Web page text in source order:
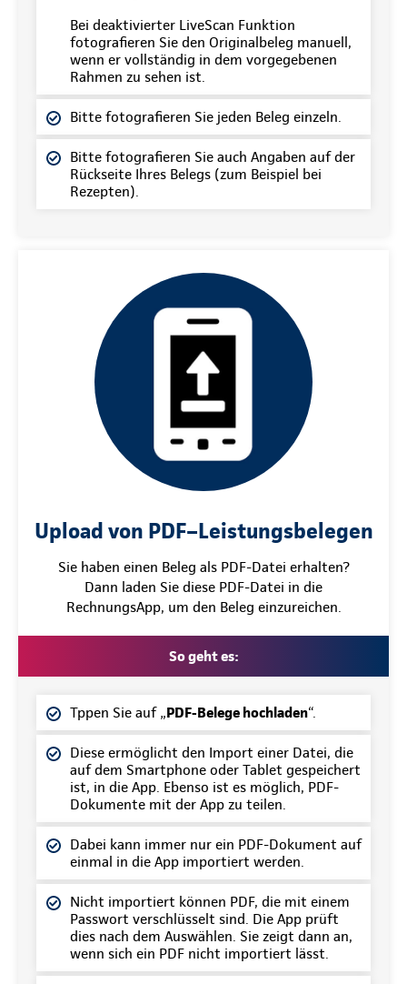
Bei deaktivierter LiveScan Funktion
fotografieren Sie den Originalbeleg manuell,
wenn er vollständig in dem vorgegebenen
Rahmen zu sehen ist.
Bitte fotografieren Sie jeden Beleg einzeln.
Bitte fotografieren Sie auch Angaben auf der
Rückseite Ihres Belegs (zum Beispiel bei
Rezepten).
Upload von PDF–Leistungsbelegen
Sie haben einen Beleg als PDF-Datei erhalten?
Dann laden Sie diese PDF-Datei in die
RechnungsApp, um den Beleg einzureichen.
So geht es:
Tppen Sie auf „PDF-Belege hochladen“.
Diese ermöglicht den Import einer Datei, die
auf dem Smartphone oder Tablet gespeichert
ist, in die App. Ebenso ist es möglich, PDF-
Dokumente mit der App zu teilen.
Dabei kann immer nur ein PDF-Dokument auf
einmal in die App importiert werden.
Nicht importiert können PDF, die mit einem
Passwort verschlüsselt sind. Die App prüft
dies nach dem Auswählen. Sie zeigt dann an,
wenn sich ein PDF nicht importiert lässt.